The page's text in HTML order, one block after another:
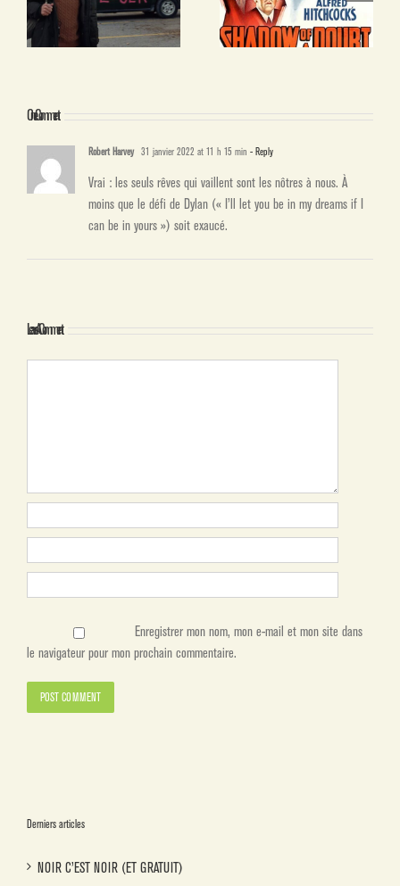
L’Apparition de Janet Shaw YARA : UNE AUTRE ITALIE
One Comment
Robert Harvey 31 janvier 2022 at 11 h 15 min - Reply
Vrai : les seuls rêves qui vaillent sont les nôtres à nous. À
moins que le défi de Dylan (« I’ll let you be in my dreams if I
can be in yours ») soit exaucé.
Leave A Comment
Enregistrer mon nom, mon e-mail et mon site dans
le navigateur pour mon prochain commentaire.
Derniers articles
NOIR C’EST NOIR (ET GRATUIT)